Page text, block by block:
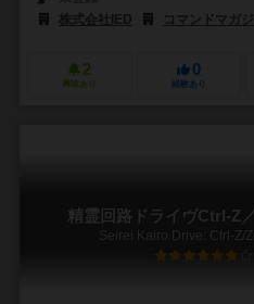
株式会社IED
コマンドマガ
2
興味あり
0
経験あり
精霊回路ドライヴCtrl-Z
Seirei Kairo Drive: Ctrl-Z/